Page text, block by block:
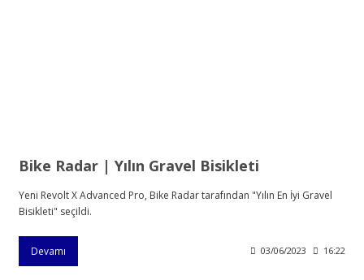
Bike Radar | Yılın Gravel Bisikleti
Yeni Revolt X Advanced Pro, Bike Radar tarafından "Yılın En İyi Gravel
Bisikleti" seçildi.
Devamı 03/06/2023 16:22